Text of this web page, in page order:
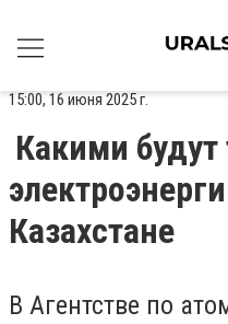
15:00, 16 июня 2025 г.
Какими
Казахстане
В Агентстве по